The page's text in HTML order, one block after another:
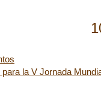
la V Jornada